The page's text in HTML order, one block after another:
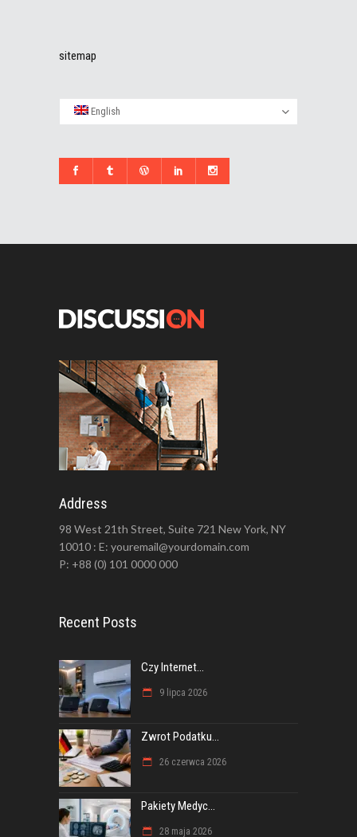
sitemap
English
Address
98 West 21th Street, Suite 721 New York, NY
10010 : E: youremail@yourdomain.com
P: +88 (0) 101 0000 000
Recent Posts
Czy Internet...
9 lipca 2026
Zwrot Podatku...
26 czerwca 2026
Pakiety Medyc...
28 maja 2026